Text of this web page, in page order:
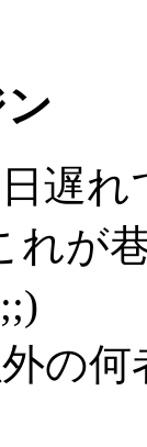
遅
が
の